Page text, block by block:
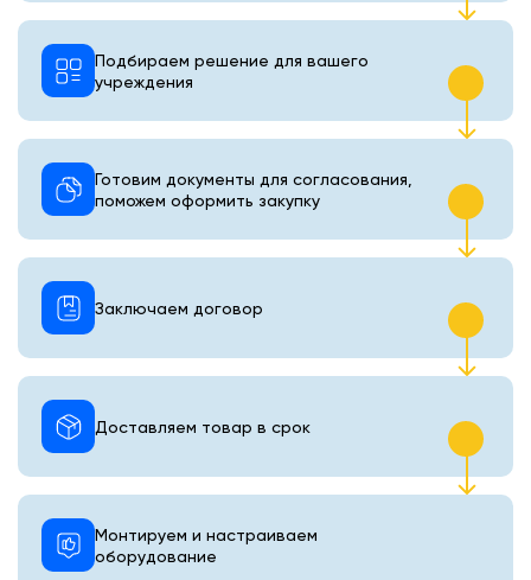
Подбираем решение для вашего
учреждения
Готовим документы для согласования,
поможем оформить закупку
Монтируем и настраиваем
оборудование
Доставляем товар в срок
Заключаем договор